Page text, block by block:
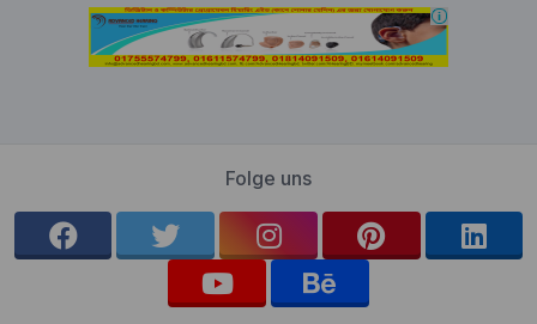
Folge uns